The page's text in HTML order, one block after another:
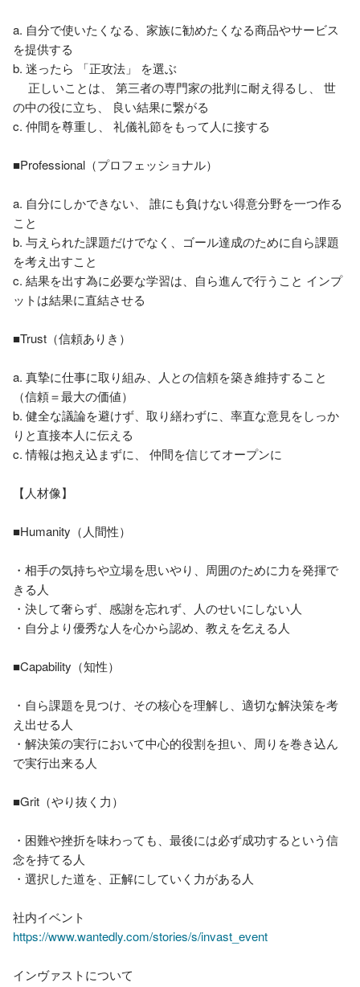
a. 自分で使いたくなる、家族に勧めたくなる商品やサービス
を提供する
b. 迷ったら 「正攻法」 を選ぶ
正しいことは、 第三者の専門家の批判に耐え得るし、 世
の中の役に立ち、 良い結果に繋がる
c. 仲間を尊重し、 礼儀礼節をもって人に接する
■Professional（プロフェッショナル）
a. 自分にしかできない、 誰にも負けない得意分野を一つ作る
こと
b. 与えられた課題だけでなく、ゴール達成のために自ら課題
を考え出すこと
c. 結果を出す為に必要な学習は、自ら進んで行うこと インプ
ットは結果に直結させる
■Trust（信頼ありき）
a. 真摯に仕事に取り組み、人との信頼を築き維持すること
（信頼＝最大の価値）
b. 健全な議論を避けず、取り繕わずに、率直な意見をしっか
りと直接本人に伝える
c. 情報は抱え込まずに、 仲間を信じてオープンに
【人材像】
■Humanity（人間性）
・相手の気持ちや立場を思いやり、周囲のために力を発揮で
きる人
・決して奢らず、感謝を忘れず、人のせいにしない人
・自分より優秀な人を心から認め、教えを乞える人
■Capability（知性）
・自ら課題を見つけ、その核心を理解し、適切な解決策を考
え出せる人
・解決策の実行において中心的役割を担い、周りを巻き込ん
で実行出来る人
■Grit（やり抜く力）
・困難や挫折を味わっても、最後には必ず成功するという信
念を持てる人
・選択した道を、正解にしていく力がある人
https://www.wantedly.com/stories/s/invast_event